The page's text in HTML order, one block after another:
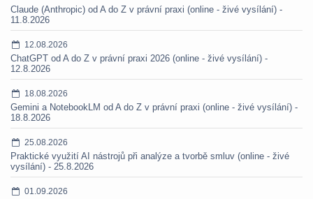
Claude (Anthropic) od A do Z v právní praxi (online - živé vysílání) -
11.8.2026
12.08.2026
ChatGPT od A do Z v právní praxi 2026 (online - živé vysílání) -
12.8.2026
18.08.2026
Gemini a NotebookLM od A do Z v právní praxi (online - živé vysílání) -
18.8.2026
25.08.2026
Praktické využití AI nástrojů při analýze a tvorbě smluv (online - živé
vysílání) - 25.8.2026
01.09.2026